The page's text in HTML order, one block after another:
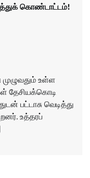
கொண்டாட்டம்!
முழுவதும் உள்ள
தேசியக்கொடி
பட்டாசு வெடித்து
உத்தரப்